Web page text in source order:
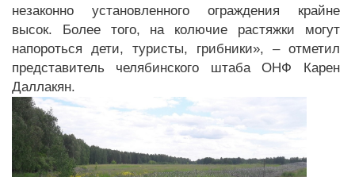
незаконно установленного ограждения крайне
высок. Более того, на колючие растяжки могут
напороться дети, туристы, грибники», – отметил
представитель челябинского штаба ОНФ Карен
Даллакян.